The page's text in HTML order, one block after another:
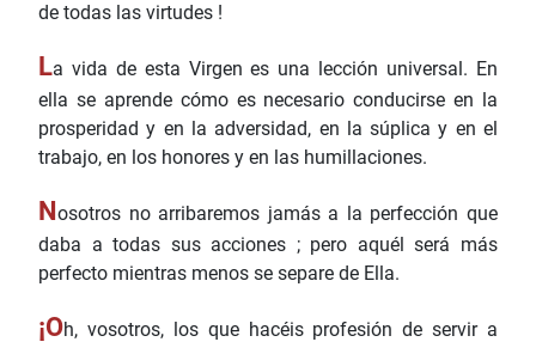
de todas las virtudes !
La vida de esta Virgen es una lección universal. En
ella se aprende cómo es necesario conducirse en la
prosperidad y en la adversidad, en la súplica y en el
trabajo, en los honores y en las humillaciones.
Nosotros no arribaremos jamás a la perfección que
daba a todas sus acciones ; pero aquél será más
perfecto mientras menos se separe de Ella.
¡Oh, vosotros, los que hacéis profesión de servir a